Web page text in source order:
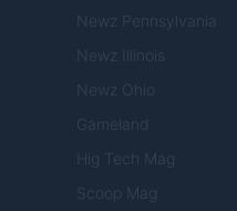
Newz Pennsylvania
Newz Illinois
Newz Ohio
Gameland
Hig Tech Mag
Scoop Mag